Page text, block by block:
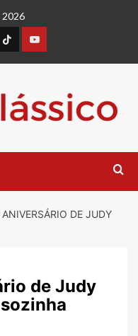
2026
DE JUDY
de Judy